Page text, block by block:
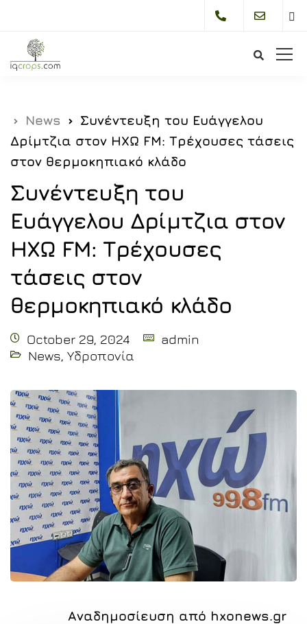
News
Συνέντευξη του Ευάγγελου
Δρίμτζια στον ΗΧΩ FM: Τρέχουσες τάσεις
στον θερμοκηπιακό κλάδο
Συνέντευξη του
Ευάγγελου Δρίμτζια στον
ΗΧΩ FM: Τρέχουσες
τάσεις στον
θερμοκηπιακό κλάδο
October 29, 2024
admin
News, Υδροπονία
Αναδημοσίευση από hxonews.gr